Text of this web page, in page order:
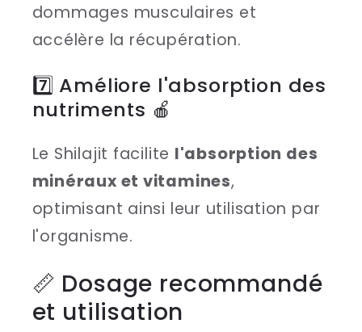
dommages musculaires et
accélère la récupération.
7️⃣ Améliore l'absorption des
nutriments 🍎
Le Shilajit facilite l'absorption des
minéraux et vitamines,
optimisant ainsi leur utilisation par
l'organisme.
📏 Dosage recommandé
et utilisation